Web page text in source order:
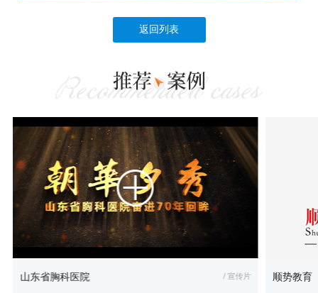
返回列表
山东省胸科医院 / 宣传片 顺势教育